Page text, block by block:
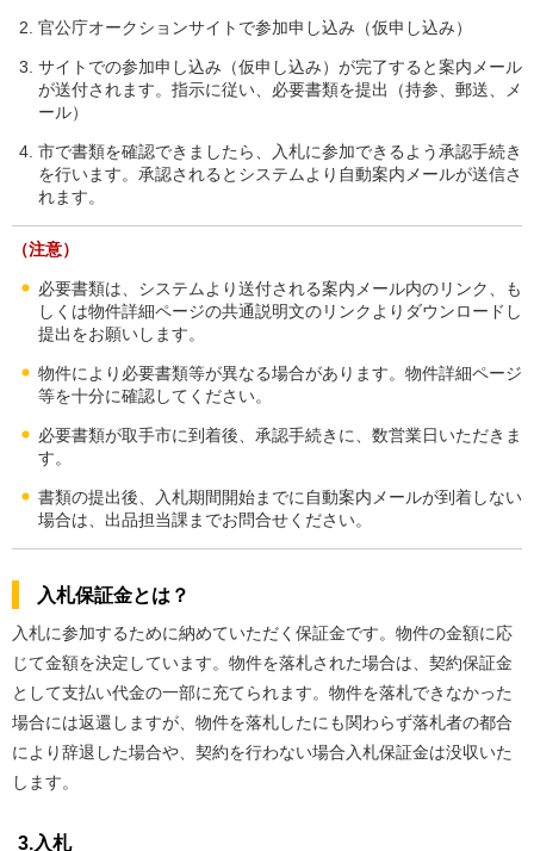
官公庁オークションサイトで参加申し込み（仮申し込み）
サイトでの参加申し込み（仮申し込み）が完了すると案内メール
が送付されます。指示に従い、必要書類を提出（持参、郵送、メ
ール）
市で書類を確認できましたら、入札に参加できるよう承認手続き
を行います。承認されるとシステムより自動案内メールが送信さ
れます。
（注意）
必要書類は、システムより送付される案内メール内のリンク、も
しくは物件詳細ページの共通説明文のリンクよりダウンロードし
提出をお願いします。
物件により必要書類等が異なる場合があります。物件詳細ページ
等を十分に確認してください。
必要書類が取手市に到着後、承認手続きに、数営業日いただきま
す。
書類の提出後、入札期間開始までに自動案内メールが到着しない
場合は、出品担当課までお問合せください。
入札保証金とは？
入札に参加するために納めていただく保証金です。物件の金額に応
じて金額を決定しています。物件を落札された場合は、契約保証金
として支払い代金の一部に充てられます。物件を落札できなかった
場合には返還しますが、物件を落札したにも関わらず落札者の都合
により辞退した場合や、契約を行わない場合入札保証金は没収いた
します。
3.入札